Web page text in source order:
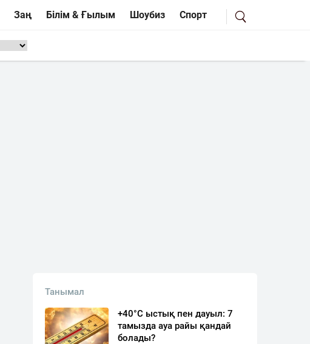
Заң Білім & Ғылым Шоубиз Спорт
Танымал
+40°C ыстық пен дауыл: 7
тамызда ауа райы қандай
болады?